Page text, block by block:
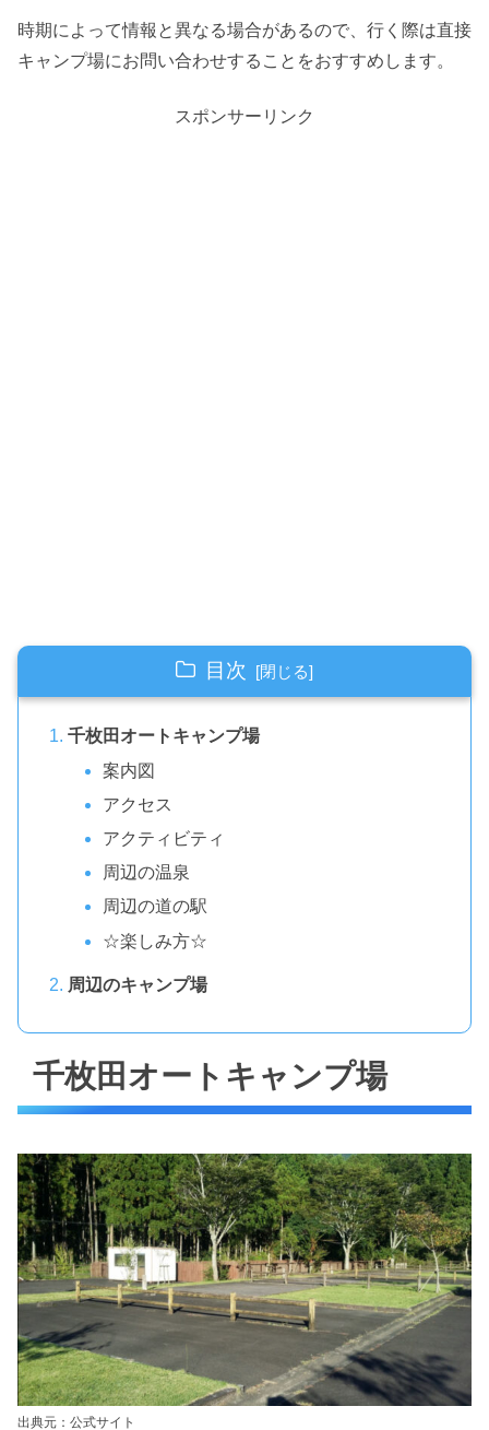
時期によって情報と異なる場合があるので、行く際は直接
キャンプ場にお問い合わせすることをおすすめします。
スポンサーリンク
目次
千枚田オートキャンプ場
案内図
アクセス
アクティビティ
周辺の温泉
周辺の道の駅
☆楽しみ方☆
周辺のキャンプ場
千枚田オートキャンプ場
出典元：公式サイト